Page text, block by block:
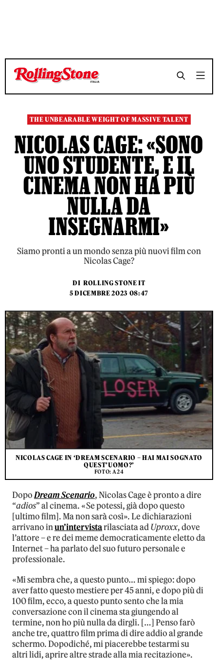
TEMPO DI LETTURA 3 MINUTI SHARE
TEMPO DI LETTURA 3 MINUTI SHARE
THE UNBEARABLE WEIGHT OF MASSIVE TALENT
NICOLAS CAGE: «SONO
UNO STUDENTE, E IL
CINEMA NON HA PIÙ
NULLA DA
INSEGNARMI»
Siamo pronti a un mondo senza più nuovi film con
Nicolas Cage?
DI ROLLING STONE IT
5 DICEMBRE 2023 08:47
NICOLAS CAGE IN ‘DREAM SCENARIO – HAI MAI SOGNATO
QUEST’UOMO?’
FOTO: A24
DopoDream Scenario, Nicolas Cage è pronto a dire
“adios” al cinema. «Se potessi, già dopo questo
[ultimo film]. Ma non sarà così». Le dichiarazioni
arrivano inun’intervistarilasciata adUproxx, dove
l’attore – e re dei meme democraticamente eletto da
Internet – ha parlato del suo futuro personale e
professionale.
«Mi sembra che, a questo punto… mi spiego: dopo
aver fatto questo mestiere per 45 anni, e dopo più di
100 film, ecco, a questo punto sento che la mia
conversazione con il cinema sta giungendo al
termine, non ho più nulla da dirgli. […] Penso farò
anche tre, quattro film prima di dire addio al grande
schermo. Dopodiché, mi piacerebbe testarmi su
altri lidi, aprire altre strade alla mia recitazione».